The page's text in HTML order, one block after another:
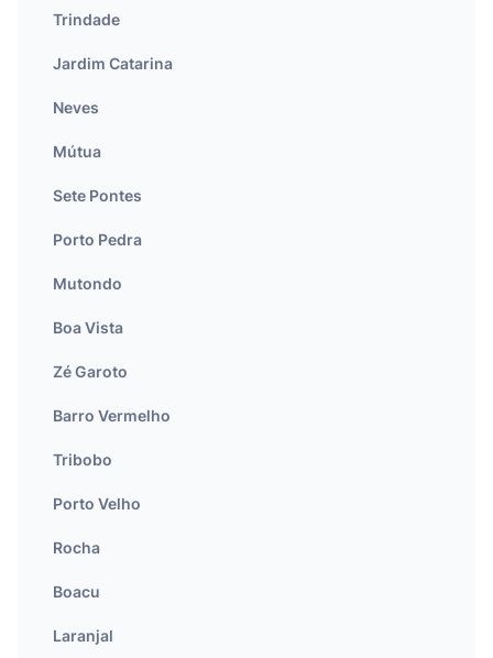
Trindade
Jardim Catarina
Neves
Mútua
Sete Pontes
Porto Pedra
Mutondo
Boa Vista
Zé Garoto
Barro Vermelho
Tribobo
Porto Velho
Rocha
Boacu
Laranjal